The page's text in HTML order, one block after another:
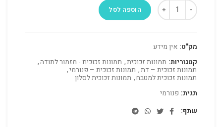
הוספה לסל
מק"ט: אין מידע
קטגוריות: תמונות זכוכית, תמונות זכוכית - מזמור לתודה,
תמונות זכוכית – דת, תמונות זכוכית – פנורמי,
תמונות זכוכית למטבח, תמונות זכוכית לסלון
תגית: פנורמי
שתף